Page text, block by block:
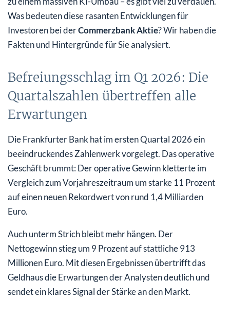
deutlich höhere Gewinnziele
Dividenden-Hammer: Das erwartet Aktionäre auf der
Hauptversammlung
Commerzbank Aktie?
Was bedeuten diese rasanten Entwicklungen für
Investoren bei derCommerzbank Aktie? Wir haben die
Fakten und Hintergründe für Sie analysiert.
Befreiungsschlag im Q1 2026: Die
Quartalszahlen übertreffen alle
Erwartungen
Die Frankfurter Bank hat im ersten Quartal 2026 ein
beeindruckendes Zahlenwerk vorgelegt. Das operative
Geschäft brummt: Der operative Gewinn kletterte im
Vergleich zum Vorjahreszeitraum um starke 11 Prozent
auf einen neuen Rekordwert von rund 1,4 Milliarden
Euro.
Auch unterm Strich bleibt mehr hängen. Der
Nettogewinn stieg um 9 Prozent auf stattliche 913
Millionen Euro. Mit diesen Ergebnissen übertrifft das
Geldhaus die Erwartungen der Analysten deutlich und
sendet ein klares Signal der Stärke an den Markt.